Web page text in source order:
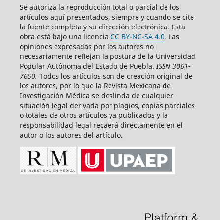
Se autoriza la reproducción total o parcial de los
artículos aquí­ presentados, siempre y cuando se cite
la fuente completa y su dirección electrónica. Esta
obra está bajo una licencia CC BY-NC-SA 4.0. Las
opiniones expresadas por los autores no
necesariamente reflejan la postura de la Universidad
Popular Autónoma del Estado de Puebla. ISSN 3061-
7650. Todos los artículos son de creación original de
los autores, por lo que la Revista Mexicana de
Investigación Médica se deslinda de cualquier
situación legal derivada por plagios, copias parciales
o totales de otros artículos ya publicados y la
responsabilidad legal recaerá directamente en el
autor o los autores del artículo.